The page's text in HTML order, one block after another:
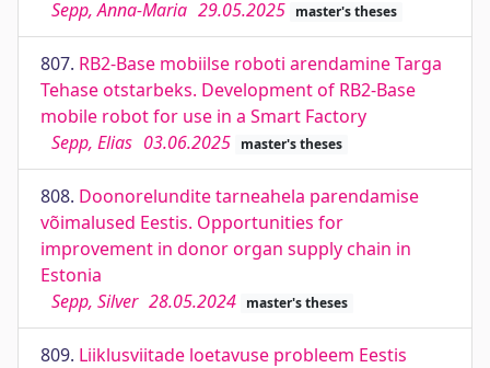
Sepp, Anna-Maria 29.05.2025 master's theses
807. RB2-Base mobiilse roboti arendamine Targa
Tehase otstarbeks. Development of RB2-Base
mobile robot for use in a Smart Factory
Sepp, Elias 03.06.2025 master's theses
808. Doonorelundite tarneahela parendamise
võimalused Eestis. Opportunities for
improvement in donor organ supply chain in
Estonia
Sepp, Silver 28.05.2024 master's theses
809. Liiklusviitade loetavuse probleem Eestis